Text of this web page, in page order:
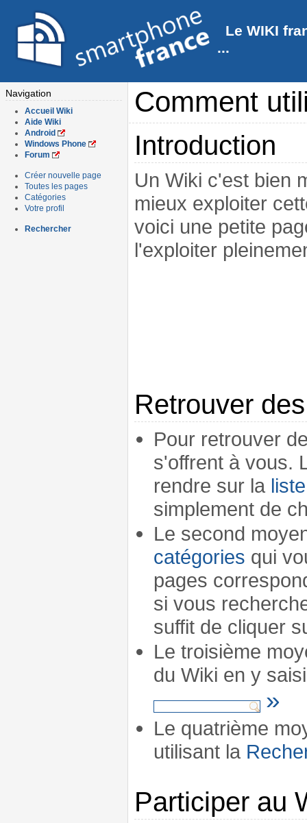
Le WIKI
...
Navigation
Accueil Wiki
Aide Wiki
Android
Windows Phone
Forum
Créer nouvelle page
Toutes les pages
Catégories
Votre profil
Rechercher
Comment
Introduction
Un Wiki c'est bien
mieux exploiter
voici une petite
l'exploiter
Retrouver
Pour retrouver
s'offrent à vous.
rendre sur la
simplement de
Le second
catégories qui
pages
si vous
suffit de cliquer
Le troisième
du Wiki en y
»
Le quatrième
utilisant la
Participer au